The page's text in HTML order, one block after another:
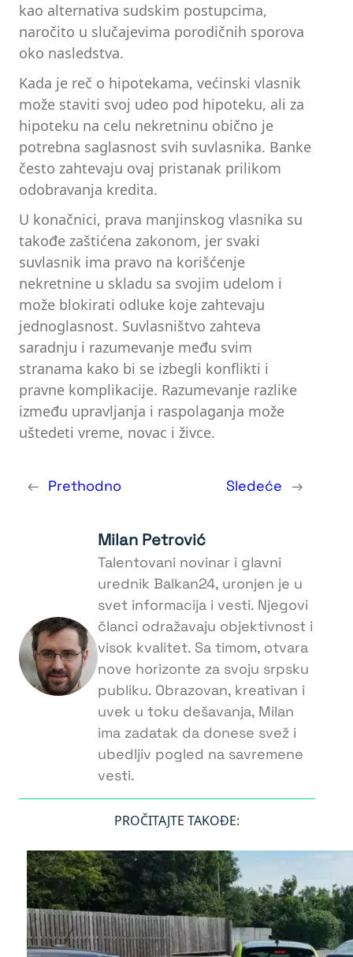
kao alternativa sudskim postupcima,
naročito u slučajevima porodičnih sporova
oko nasledstva.
Kada je reč o hipotekama, većinski vlasnik
može staviti svoj udeo pod hipoteku, ali za
hipoteku na celu nekretninu obično je
potrebna saglasnost svih suvlasnika. Banke
često zahtevaju ovaj pristanak prilikom
odobravanja kredita.
U konačnici, prava manjinskog vlasnika su
takođe zaštićena zakonom, jer svaki
suvlasnik ima pravo na korišćenje
nekretnine u skladu sa svojim udelom i
može blokirati odluke koje zahtevaju
jednoglasnost. Suvlasništvo zahteva
saradnju i razumevanje među svim
stranama kako bi se izbegli konflikti i
pravne komplikacije. Razumevanje razlike
između upravljanja i raspolaganja može
uštedeti vreme, novac i živce.
← Prethodno Sledeće →
Milan Petrović
Talentovani novinar i glavni
urednik Balkan24, uronjen je u
svet informacija i vesti. Njegovi
članci odražavaju objektivnost i
visok kvalitet. Sa timom, otvara
nove horizonte za svoju srpsku
publiku. Obrazovan, kreativan i
uvek u toku dešavanja, Milan
ima zadatak da donese svež i
ubedljiv pogled na savremene
vesti.
PROČITAJTE TAKOĐE: